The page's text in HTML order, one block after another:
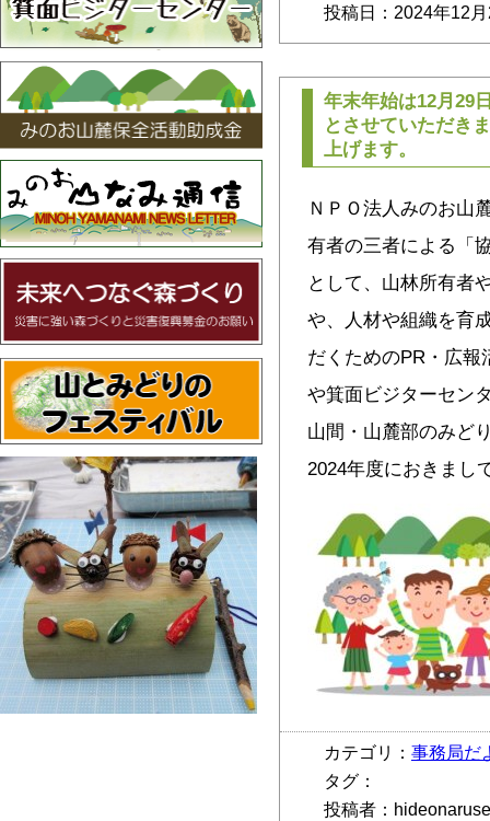
投稿日：2024年12
年末年始は12月29
とさせていただき
上げます。
ＮＰＯ法人みのお山
有者の三者による「
として、山林所有者
や、人材や組織を育
だくためのPR・広報
や箕面ビジターセン
山間・山麓部のみど
2024年度におきまし
カテゴリ： 事務局だ
タグ：
投稿者：hideonaruse